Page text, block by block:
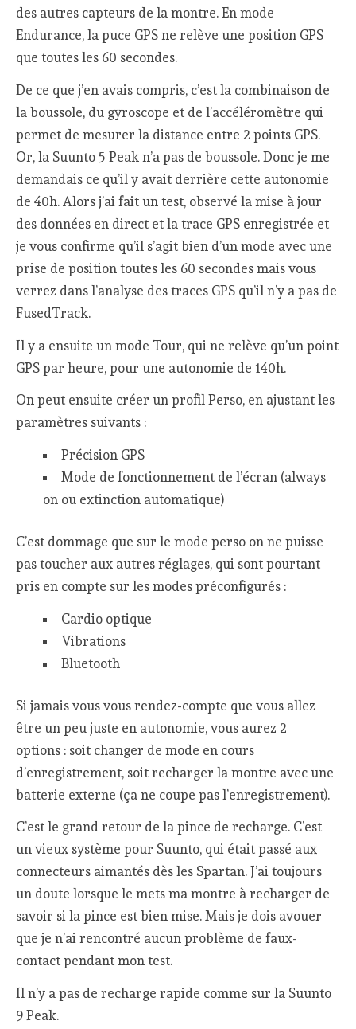
des autres capteurs de la montre. En mode
Endurance, la puce GPS ne relève une position GPS
que toutes les 60 secondes.
De ce que j’en avais compris, c’est la combinaison de
la boussole, du gyroscope et de l’accéléromètre qui
permet de mesurer la distance entre 2 points GPS.
Or, la Suunto 5 Peak n’a pas de boussole. Donc je me
demandais ce qu’il y avait derrière cette autonomie
de 40h. Alors j’ai fait un test, observé la mise à jour
des données en direct et la trace GPS enregistrée et
je vous confirme qu’il s’agit bien d’un mode avec une
prise de position toutes les 60 secondes mais vous
verrez dans l’analyse des traces GPS qu’il n’y a pas de
FusedTrack.
Il y a ensuite un mode Tour, qui ne relève qu’un point
GPS par heure, pour une autonomie de 140h.
On peut ensuite créer un profil Perso, en ajustant les
paramètres suivants :
Précision GPS
Mode de fonctionnement de l’écran (always
on ou extinction automatique)
C’est dommage que sur le mode perso on ne puisse
pas toucher aux autres réglages, qui sont pourtant
pris en compte sur les modes préconfigurés :
Cardio optique
Vibrations
Bluetooth
Si jamais vous vous rendez-compte que vous allez
être un peu juste en autonomie, vous aurez 2
options : soit changer de mode en cours
d’enregistrement, soit recharger la montre avec une
batterie externe (ça ne coupe pas l’enregistrement).
C’est le grand retour de la pince de recharge. C’est
un vieux système pour Suunto, qui était passé aux
connecteurs aimantés dès les Spartan. J’ai toujours
un doute lorsque le mets ma montre à recharger de
savoir si la pince est bien mise. Mais je dois avouer
que je n’ai rencontré aucun problème de faux-
contact pendant mon test.
Il n’y a pas de recharge rapide comme sur la Suunto
9 Peak.